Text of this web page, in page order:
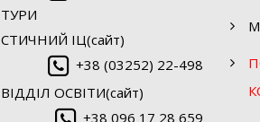
ТУРИ
СТИЧНИЙ ІЦ(сайт)
+38 (03252) 22-498
ВІДДІЛ ОСВІТИ(сайт)
+38 096 17 28 659